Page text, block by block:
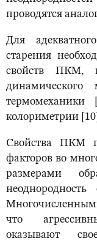
проводятся
Для
старения
свойств ПКМ,
динамического
колориметрии
Свойства ПКМ
факторов во
размерами
что
оказывают